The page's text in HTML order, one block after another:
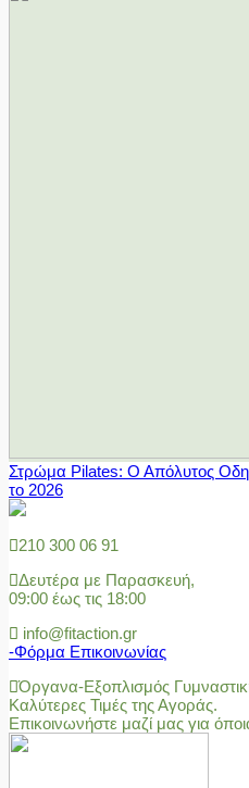
Στρώμα Pilates: Ο Απόλυτος
το 2026
210 300 06 91
Δευτέρα με Παρασκευή,
09:00 έως τις 18:00
info@fitaction.gr
-Φόρμα Επικοινωνίας
Όργανα-Εξοπλισμός
Καλύτερες Τιμές της Αγοράς.
Επικοινωνήστε μαζί μας για